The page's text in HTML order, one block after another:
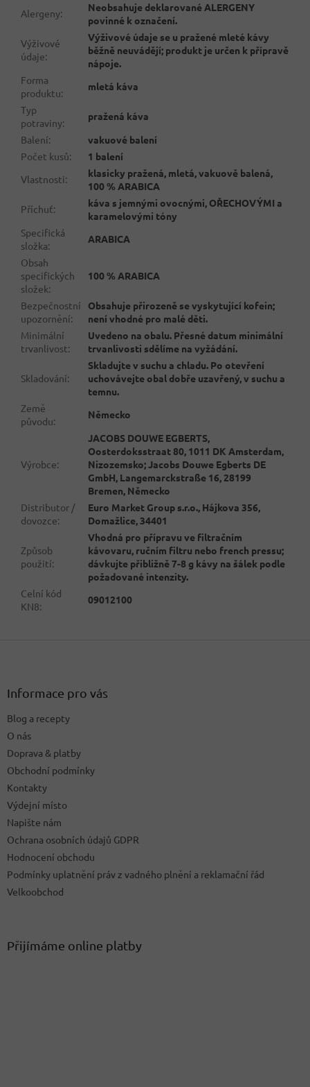
Alergeny:
Neobsahuje deklarované ALERGENY
povinné k označení.
Výživové
údaje:
Výživové údaje se u pražené mleté kávy
běžně neuvádějí; produkt je určen k přípravě
nápoje.
Forma
produktu:
mletá káva
Typ
potraviny:
pražená káva
Balení:
vakuové balení
Počet kusů:
1 balení
Vlastnosti:
klasicky pražená, mletá, vakuově balená,
100 % ARABICA
Příchuť:
káva s jemnými ovocnými, OŘECHOVÝMI a
karamelovými tóny
Specifická
složka:
ARABICA
Obsah
specifických
složek:
100 % ARABICA
Bezpečnostní
upozornění:
Obsahuje přirozeně se vyskytující kofein;
není vhodné pro malé děti.
Minimální
trvanlivost:
Uvedeno na obalu. Přesné datum minimální
trvanlivosti sdělíme na vyžádání.
Skladování:
Skladujte v suchu a chladu. Po otevření
uchovávejte obal dobře uzavřený, v suchu a
temnu.
Země
původu:
Německo
Výrobce:
JACOBS DOUWE EGBERTS,
Oosterdoksstraat 80, 1011 DK Amsterdam,
Nizozemsko; Jacobs Douwe Egberts DE
GmbH, Langemarckstraße 16, 28199
Bremen, Německo
Distributor /
dovozce:
Euro Market Group s.r.o., Hájkova 356,
Domažlice, 34401
Způsob
použití:
Vhodná pro přípravu ve filtračním
kávovaru, ručním filtru nebo french pressu;
dávkujte přibližně 7-8 g kávy na šálek podle
požadované intenzity.
Celní kód
KN8:
09012100
Informace pro vás
Blog a recepty
O nás
Doprava & platby
Obchodní podmínky
Kontakty
Výdejní místo
Napište nám
Ochrana osobních údajů GDPR
Hodnocení obchodu
Podmínky uplatnění práv z vadného plnění a reklamační řád
Velkoobchod
Přijímáme online platby